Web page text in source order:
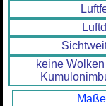
keine